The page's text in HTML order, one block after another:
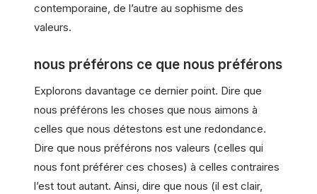
contemporaine, de l’autre au sophisme des
valeurs.
nous préférons ce que nous préférons
Explorons davantage ce dernier point. Dire que
nous préférons les choses que nous aimons à
celles que nous détestons est une redondance.
Dire que nous préférons nos valeurs (celles qui
nous font préférer ces choses) à celles contraires
l’est tout autant. Ainsi, dire que nous (il est clair,